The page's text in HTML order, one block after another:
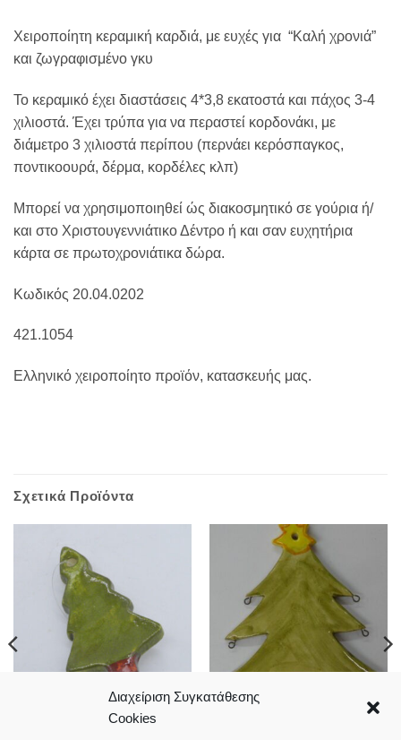
Διαχείριση Συγκατάθεσης
Cookies
Χειροποίητη κεραμική καρδιά, με ευχές για “Καλή χρονιά”
και ζωγραφισμένο γκυ
Το κεραμικό έχει διαστάσεις 4*3,8 εκατοστά και πάχος 3-4
χιλιοστά. Έχει τρύπα για να περαστεί κορδονάκι, με
διάμετρο 3 χιλιοστά περίπου (περνάει κερόσπαγκος,
ποντικοουρά, δέρμα, κορδέλες κλπ)
Μπορεί να χρησιμοποιηθεί ώς διακοσμητικό σε γούρια ή/
και στο Χριστουγεννιάτικο Δέντρο ή και σαν ευχητήρια
κάρτα σε πρωτοχρονιάτικα δώρα.
Κωδικός 20.04.0202
421.1054
Ελληνικό χειροποίητο προϊόν, κατασκευής μας.
Σχετικά Προϊόντα
Έλατο κεραμικό 7*4cm